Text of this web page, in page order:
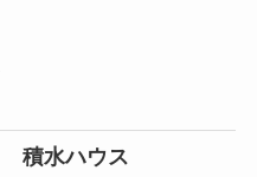
積水ハウス